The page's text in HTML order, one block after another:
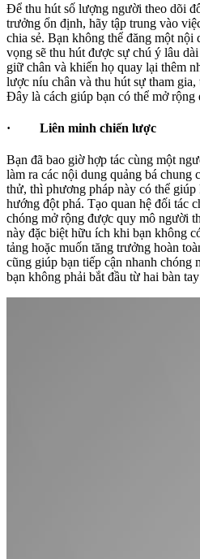
Để thu hút số lượng người theo dõi
trưởng ổn định, hãy tập trung vào
chia sẻ. Bạn không thể đăng một nội
vọng sẽ thu hút được sự chú ý lâu
giữ chân và khiến họ quay lại thêm
lược níu chân và thu hút sự tham
Đây là cách giúp bạn có thể mở rộng
· Liên minh chiến lược
Bạn đã bao giờ hợp tác cùng một
làm ra các nội dung quảng bá chung
thử, thì phương pháp này có thể giúp
hướng đột phá. Tạo quan hệ đối tác
chóng mở rộng được quy mô người
này đặc biệt hữu ích khi bạn không
tảng hoặc muốn tăng trưởng hoàn
cũng giúp bạn tiếp cận nhanh chóng
bạn không phải bắt đầu từ hai bàn